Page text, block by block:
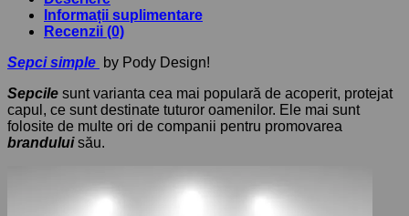
Design,
productie
publicitare
Informații suplimentare
Recenzii (0)
Sepci simple by Pody Design!
Sepcile sunt varianta cea mai populară de acoperit, protejat
capul, ce sunt destinate tuturor oamenilor. Ele mai sunt
folosite de multe ori de companii pentru promovarea
branduluisău.